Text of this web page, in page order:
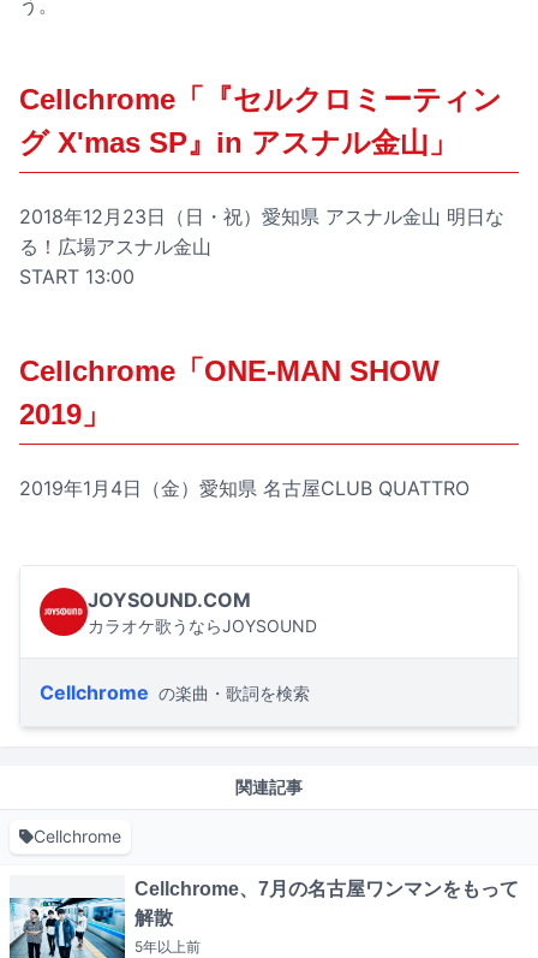
う。
Cellchrome「『セルクロミーティン
グ X'mas SP』in アスナル金山」
2018年12月23日（日・祝）愛知県 アスナル金山 明日な
る！広場アスナル金山
START 13:00
Cellchrome「ONE-MAN SHOW
2019」
2019年1月4日（金）愛知県 名古屋CLUB QUATTRO
JOYSOUND.COM
カラオケ歌うならJOYSOUND
Cellchrome の楽曲・歌詞を検索
関連記事
Cellchrome
Cellchrome、7月の名古屋ワンマンをもって
解散
5年以上前